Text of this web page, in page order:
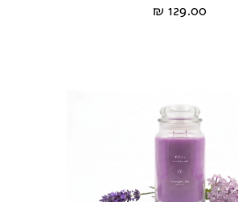
129.00 ₪